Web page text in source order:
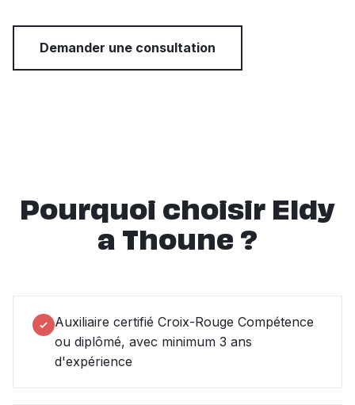
Demander une consultation
Pourquoi choisir Eldy
a Thoune ?
Auxiliaire certifié Croix-Rouge Compétence
ou diplômé, avec minimum 3 ans
d'expérience